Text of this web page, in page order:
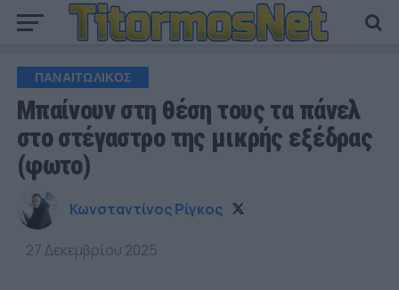
ΠΑΝΑΙΤΩΛΙΚΟΣ
Μπαίνουν στη θέση τους τα πάνελ
στο στέγαστρο της μικρής εξέδρας
(φωτο)
Κωνσταντίνος Ρίγκος
27 Δεκεμβρίου 2025